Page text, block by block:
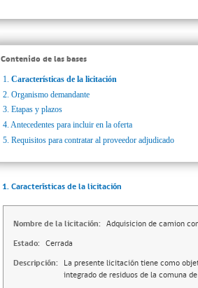
Contenido de las bases
1. Características de la licitación
2. Organismo demandante
3. Etapas y plazos
4. Antecedentes para incluir en la oferta
5. Requisitos para contratar al proveedor adjudicado
1. Características de la licitación
Nombre de la licitación: Adquisicion de camion
Estado: Cerrada
Descripción: La presente licitación tiene como
integrado de residuos de la comuna